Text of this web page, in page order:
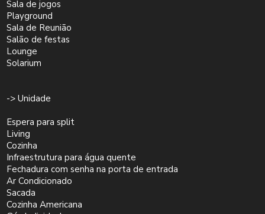
Sala de jogos
Playground
Sala de Reunião
Salão de festas
Lounge
Solarium
-> Unidade
Espera para split
Living
Cozinha
Infraestrutura para água quente
Fechadura com senha na porta de entrada
Ar Condicionado
Sacada
Cozinha Americana